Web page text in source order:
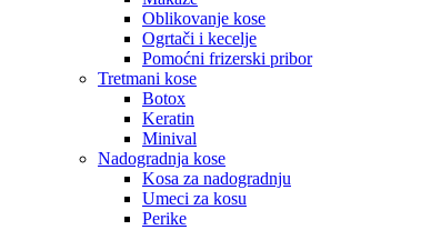
Oblikovanje kose
Ogrtači i kecelje
Pomoćni frizerski pribor
Tretmani kose
Botox
Keratin
Minival
Nadogradnja kose
Kosa za nadogradnju
Umeci za kosu
Perike